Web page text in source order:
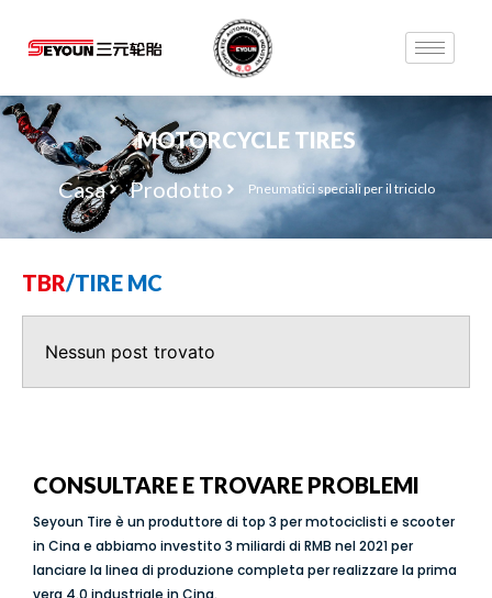
MOTORCYCLE TIRES
Casa
Prodotto Pneumatici speciali per il triciclo
TBR/TIRE MC
Nessun post trovato
CONSULTARE E TROVARE PROBLEMI
Seyoun Tire è un produttore di top 3 per motociclisti e scooter
in Cina e abbiamo investito 3 miliardi di RMB nel 2021 per
lanciare la linea di produzione completa per realizzare la prima